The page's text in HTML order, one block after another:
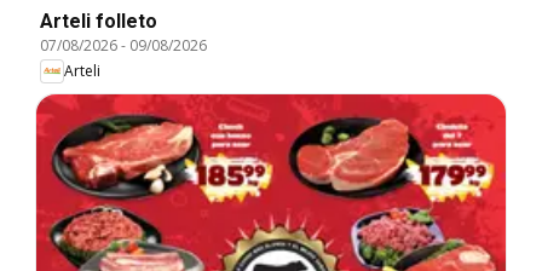
Arteli folleto
07/08/2026- 09/08/2026
Arteli